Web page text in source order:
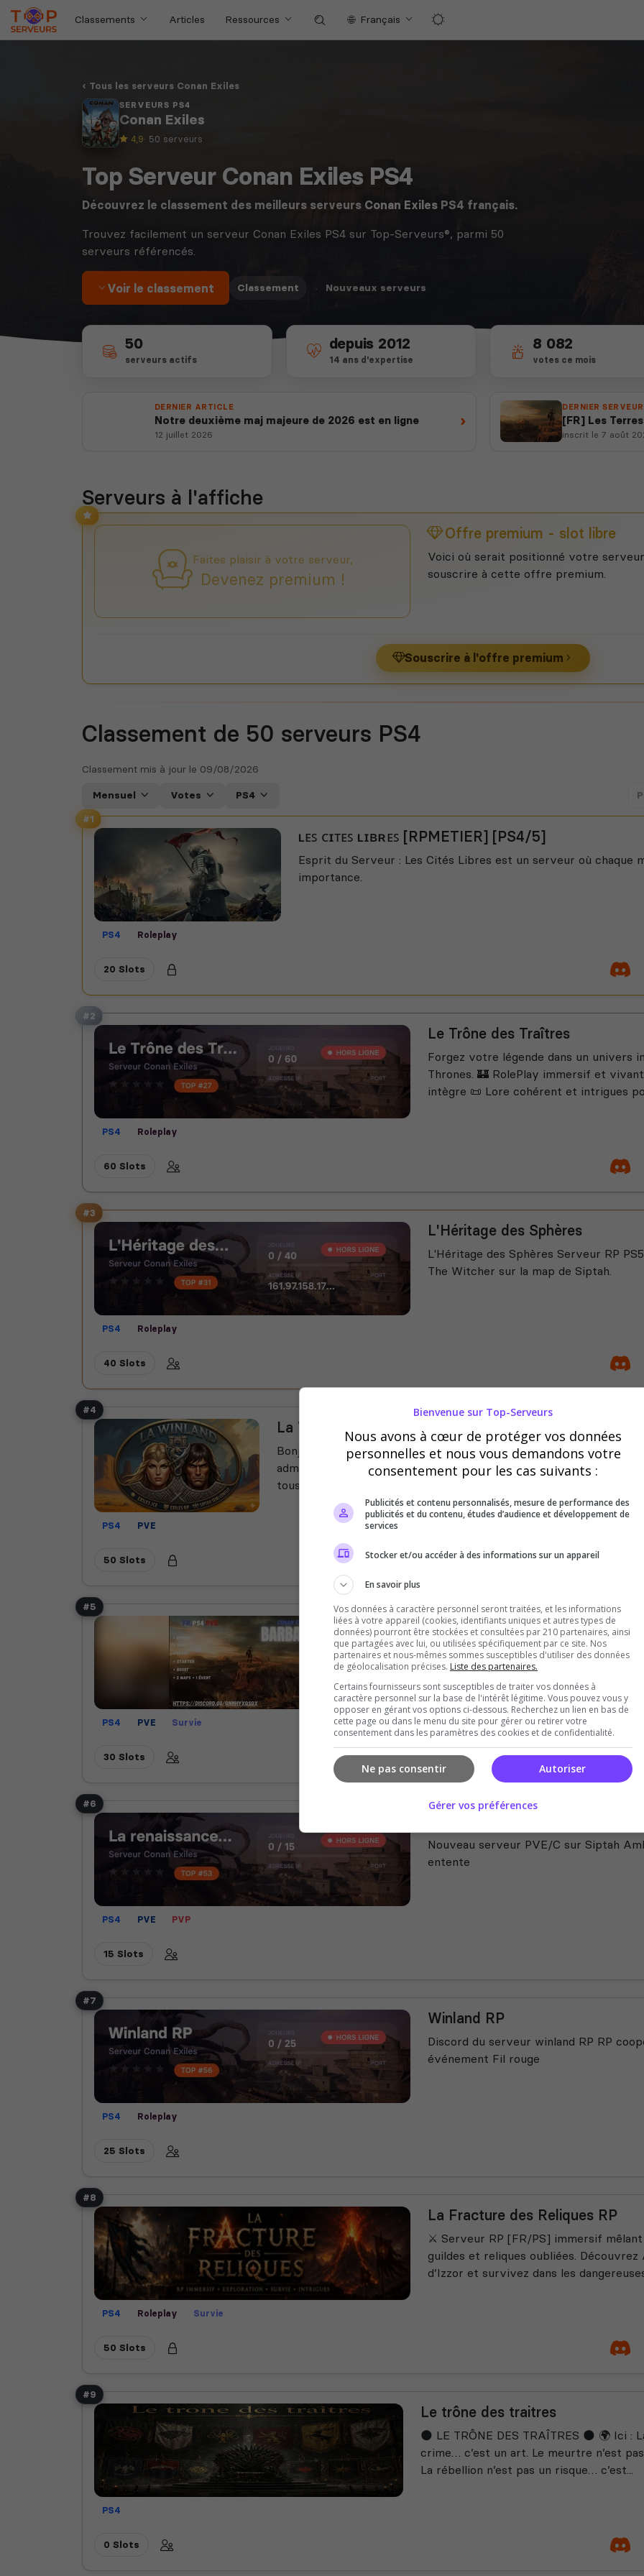
Classements Articles Ressources Français
Tous les serveurs Conan Exiles
SERVEURS PS4
Conan Exiles
4,9· 50 serveurs
Top Serveur Conan Exiles PS4
Découvrez le classement des meilleurs serveurs Conan Exiles PS4 français.
Trouvez facilement un serveur Conan Exiles PS4 sur Top-Serveurs®, parmi 50
serveurs référencés.
Voir le classement Classement · Nouveaux serveurs
50
serveurs actifs
depuis 2012
14 ans d'expertise
8 082
votes ce mois
DERNIER ARTICLE
Notre deuxième maj majeure de 2026 est en ligne
12 juillet 2026
›
DERNIER
[FR] Les
inscrit le 7 août
Serveurs à l'affiche
Faites plaisir à votre serveur,
Devenez premium !
Offre premium - slot libre
Voici où serait positionné votre
souscrire à cette offre premium.
Souscrire à l'offre premium
Classement de 50 serveurs PS4
Classement mis à jour le 09/08/2026
Mensuel Votes PS4
#1
PS4 Roleplay
ʟᴇꜱ ᴄɪᴛᴇꜱ ʟɪʙʀᴇꜱ [RPMETIER] [PS4/5]
Esprit du Serveur : Les Cités Libres est un serveur où chaque
importance.
20 Slots
#2
PS4 Roleplay
Le Trône des Traîtres
Forgez votre légende dans un univers
Thrones. 🏰 RolePlay immersif et
intègre 📜 Lore cohérent et intrigues
60 Slots
#3
PS4 Roleplay
L'Héritage des Sphères
L'Héritage des Sphères Serveur RP
The Witcher sur la map de Siptah.
40 Slots
#4
PS4 PVE
La Winland
Bonjours je vous invite a joindre 1 Serveur pve et 1 serveur Rp .
admin actif plus event shop communauté discord n'hésite pas à
tous...
50 Slots
#5
PS4 PVE Survie
Conan Exiles France :
Bonjour Chers survivants ! Conan
vous ! Nous souhaiterions agrandir la
de joueurs comme vous. Merci à tous
ETES LA...
30 Slots
#6
PS4 PVE PVP
Nouveau serveur PVE/C sur Siptah
entente
15 Slots
#7
PS4 Roleplay
Winland RP
Discord du serveur winland RP RP
événement Fil rouge
25 Slots
#8
PS4 Roleplay Survie
La Fracture des Reliques RP
⚔️ Serveur RP [FR/PS] immersif
guildes et reliques oubliées.
d’Izzor et survivez dans les
50 Slots
#9
PS4
Le trône des traitres
🌑 LE TRÔNE DES TRAÎTRES 🌑 🌍 Ici :
crime… c’est un art. Le meurtre n’est
La rébellion n’est pas un risque… c’est...
0 Slots
Bienvenue sur Top-Serveurs
Nous avons à cœur de protéger vos données
personnelles et nous vous demandons votre
consentement pour les cas suivants :
Publicités et contenu personnalisés, mesure de performance des
publicités et du contenu, études d’audience et développement de
services
Stocker et/ou accéder à des informations sur un appareil
En savoir plus
Vos données à caractère personnel seront traitées, et les informations
liées à votre appareil (cookies, identifiants uniques et autres types de
données) pourront être stockées et consultées par 210 partenaires, ainsi
que partagées avec lui, ou utilisées spécifiquement par ce site. Nos
partenaires et nous-mêmes sommes susceptibles d'utiliser des données
de géolocalisation précises. Liste des partenaires.
Certains fournisseurs sont susceptibles de traiter vos données à
caractère personnel sur la base de l'intérêt légitime. Vous pouvez vous y
opposer en gérant vos options ci-dessous. Recherchez un lien en bas de
cette page ou dans le menu du site pour gérer ou retirer votre
consentement dans les paramètres des cookies et de confidentialité.
Autoriser
Ne pas consentir
Gérer vos préférences